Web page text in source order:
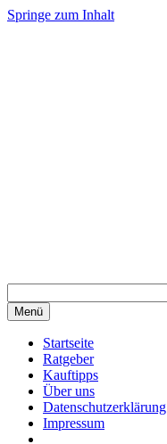
Springe zum Inhalt
Menü
Startseite
Ratgeber
Kauftipps
Über uns
Datenschutzerklärung
Impressum